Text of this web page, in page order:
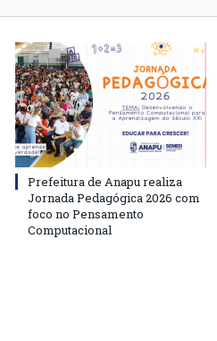
Prefeitura de Anapu realiza
Jornada Pedagógica 2026 com
foco no Pensamento
Computacional